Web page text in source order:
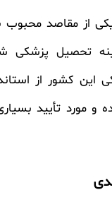
از مقاصد محبوب
تحصیل پزشکی
این کشور از
و مورد تأیید